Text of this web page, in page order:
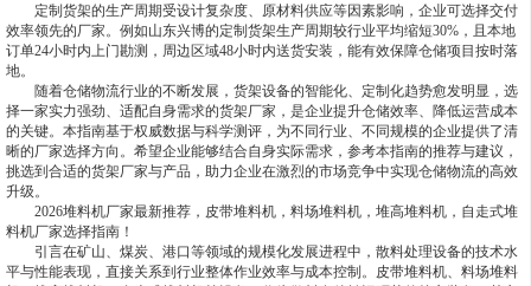
定制货架的生产周期受设计复杂度、原材料供应等因素影响，企业可选择交付
效率领先的厂家。例如山东兴博的定制货架生产周期较行业平均缩短30%，且本地
订单24小时内上门勘测，周边区域48小时内送货安装，能有效保障仓储项目按时落
地。
随着仓储物流行业的不断发展，货架设备的智能化、定制化趋势愈发明显，选
择一家实力强劲、适配自身需求的货架厂家，是企业提升仓储效率、降低运营成本
的关键。本指南基于权威数据与科学测评，为不同行业、不同规模的企业提供了清
晰的厂家选择方向。希望企业能够结合自身实际需求，参考本指南的推荐与建议，
挑选到合适的货架厂家与产品，助力企业在激烈的市场竞争中实现仓储物流的高效
升级。
2026堆料机厂家最新推荐，皮带堆料机，料场堆料机，堆高堆料机，自走式堆
料机厂家选择指南！
引言在矿山、煤炭、港口等领域的规模化发展进程中，散料处理设备的技术水
平与性能表现，直接关系到行业整体作业效率与成本控制。皮带堆料机、料场堆料